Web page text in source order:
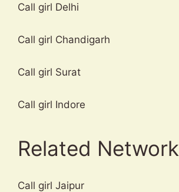
Call girl Delhi
Call girl Chandigarh
Call girl Surat
Call girl Indore
Related Network
Call girl Jaipur